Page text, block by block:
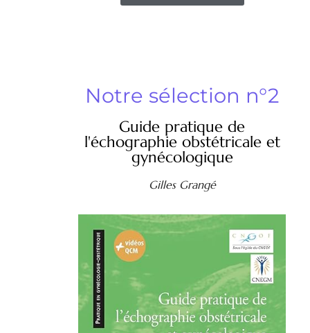
Notre sélection n°2
Guide pratique de
l'échographie obstétricale et
gynécologique
Gilles Grangé